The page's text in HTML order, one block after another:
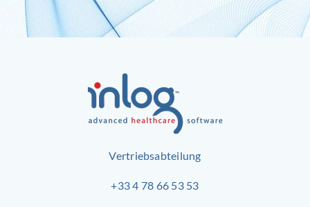
Vertriebsabteilung
+33 4 78 66 53 53